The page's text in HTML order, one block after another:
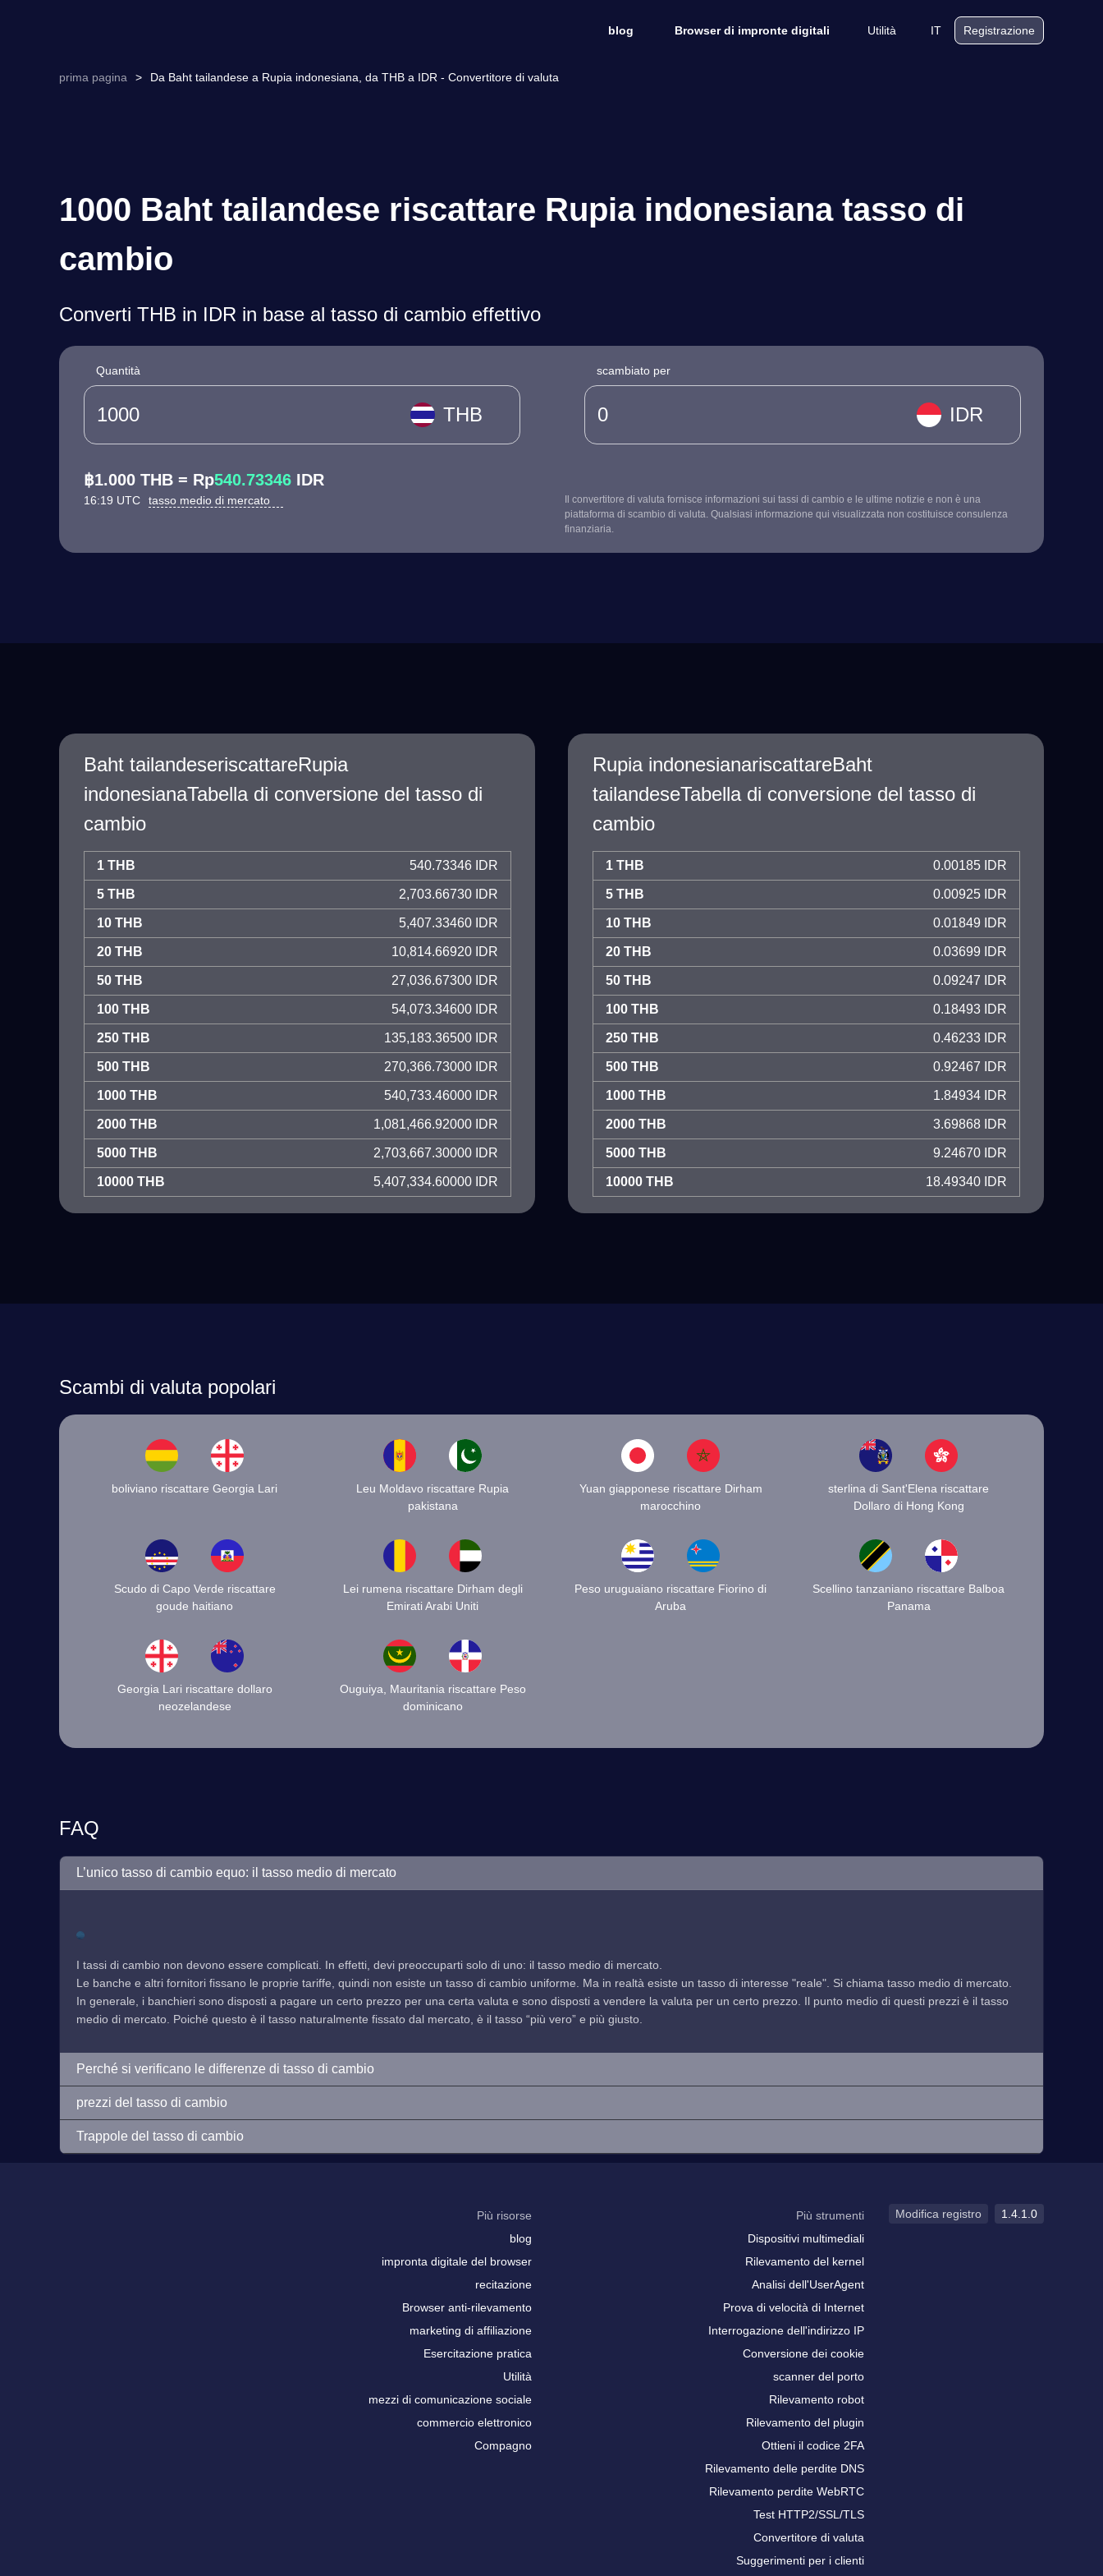
blog Browser di impronte digitali Utilità IT Registrazione
prima pagina > Da Baht tailandese a Rupia indonesiana, da THB a IDR - Convertitore di valuta
1000 Baht tailandese riscattare Rupia indonesiana tasso di
cambio
Converti THB in IDR in base al tasso di cambio effettivo
Quantità
THB
scambiato per
IDR
฿1.000 THB = Rp540.73346 IDR
16:19 UTC tasso medio di mercato
Il convertitore di valuta fornisce informazioni sui tassi di cambio e le ultime notizie e non è una
piattaforma di scambio di valuta. Qualsiasi informazione qui visualizzata non costituisce consulenza
finanziaria.
Baht tailandeseriscattareRupia
indonesianaTabella di conversione del tasso di
cambio
1 THB 540.73346 IDR
5 THB 2,703.66730 IDR
10 THB 5,407.33460 IDR
20 THB 10,814.66920 IDR
50 THB 27,036.67300 IDR
100 THB 54,073.34600 IDR
250 THB 135,183.36500 IDR
500 THB 270,366.73000 IDR
1000 THB 540,733.46000 IDR
2000 THB 1,081,466.92000 IDR
5000 THB 2,703,667.30000 IDR
10000 THB 5,407,334.60000 IDR
Rupia indonesianariscattareBaht
tailandeseTabella di conversione del tasso di
cambio
1 THB 0.00185 IDR
5 THB 0.00925 IDR
10 THB 0.01849 IDR
20 THB 0.03699 IDR
50 THB 0.09247 IDR
100 THB 0.18493 IDR
250 THB 0.46233 IDR
500 THB 0.92467 IDR
1000 THB 1.84934 IDR
2000 THB 3.69868 IDR
5000 THB 9.24670 IDR
10000 THB 18.49340 IDR
Scambi di valuta popolari
boliviano riscattare Georgia Lari
Leu Moldavo riscattare Rupia
pakistana
Yuan giapponese riscattare Dirham
marocchino
sterlina di Sant'Elena riscattare
Dollaro di Hong Kong
Scudo di Capo Verde riscattare
goude haitiano
Lei rumena riscattare Dirham degli
Emirati Arabi Uniti
Peso uruguaiano riscattare Fiorino di
Aruba
Scellino tanzaniano riscattare Balboa
Panama
Georgia Lari riscattare dollaro
neozelandese
Ouguiya, Mauritania riscattare Peso
dominicano
FAQ
L’unico tasso di cambio equo: il tasso medio di mercato
I tassi di cambio non devono essere complicati. In effetti, devi preoccuparti solo di uno: il tasso medio di mercato.
Le banche e altri fornitori fissano le proprie tariffe, quindi non esiste un tasso di cambio uniforme. Ma in realtà esiste un tasso di interesse "reale". Si chiama tasso medio di mercato.
In generale, i banchieri sono disposti a pagare un certo prezzo per una certa valuta e sono disposti a vendere la valuta per un certo prezzo. Il punto medio di questi prezzi è il tasso
medio di mercato. Poiché questo è il tasso naturalmente fissato dal mercato, è il tasso “più vero” e più giusto.
Perché si verificano le differenze di tasso di cambio
prezzi del tasso di cambio
Trappole del tasso di cambio
Più risorse
blog
impronta digitale del browser
recitazione
Browser anti-rilevamento
marketing di affiliazione
Esercitazione pratica
Utilità
mezzi di comunicazione sociale
commercio elettronico
Compagno
Più strumenti
Dispositivi multimediali
Rilevamento del kernel
Analisi dell'UserAgent
Prova di velocità di Internet
Interrogazione dell'indirizzo IP
Conversione dei cookie
scanner del porto
Rilevamento robot
Rilevamento del plugin
Ottieni il codice 2FA
Rilevamento delle perdite DNS
Rilevamento perdite WebRTC
Test HTTP2/SSL/TLS
Convertitore di valuta
Suggerimenti per i clienti
Modifica registro 1.4.1.0